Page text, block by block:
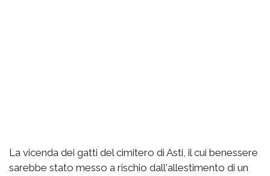
La vicenda dei gatti del cimitero di Asti, il cui benessere
sarebbe stato messo a rischio dall'allestimento di un